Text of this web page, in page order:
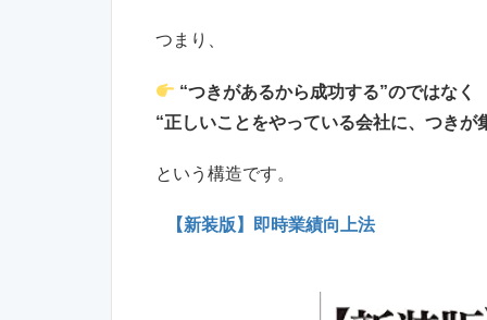
つまり、
“つきがあるから成功する”のではなく
“正しいことをやっている会社に、つきが
という構造です。
【新装版】即時業績向上法